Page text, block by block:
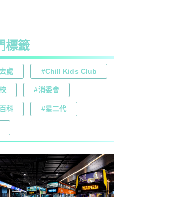
標籤
處 #Chill Kids Club
#消委會
科 #星二代